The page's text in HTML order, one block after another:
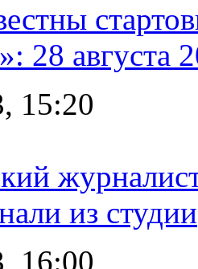
28 августа
15:20
из студии
16:00